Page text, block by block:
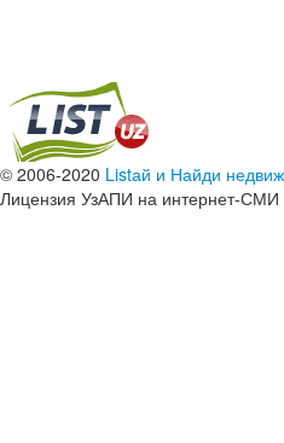
© 2006-2020 Listай и Найди
Лицензия УзАПИ на интернет-